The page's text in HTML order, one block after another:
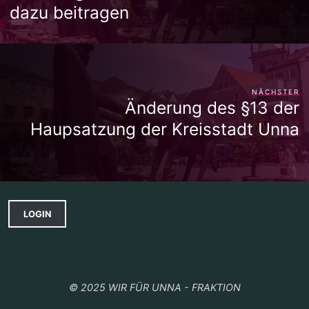
dazu beitragen
NÄCHSTER
Änderung des §13 der
Haupsatzung der Kreisstadt Unna
LOGIN
© 2025 WIR FÜR UNNA - FRAKTION